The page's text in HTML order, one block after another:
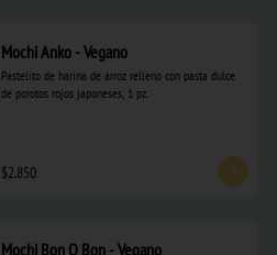
Mochi Anko - Vegano
Pastelito de harina de arroz relleno con pasta dulce
de porotos rojos japoneses, 1 pz.
$2.850
Mochi Bon O Bon - Vegano